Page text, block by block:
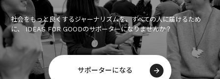
社会をもっと良くするジャーナリズムを、すべての人に届けるため
に、 IDEAS FOR GOODのサポーターになりませんか？
サポーターになる